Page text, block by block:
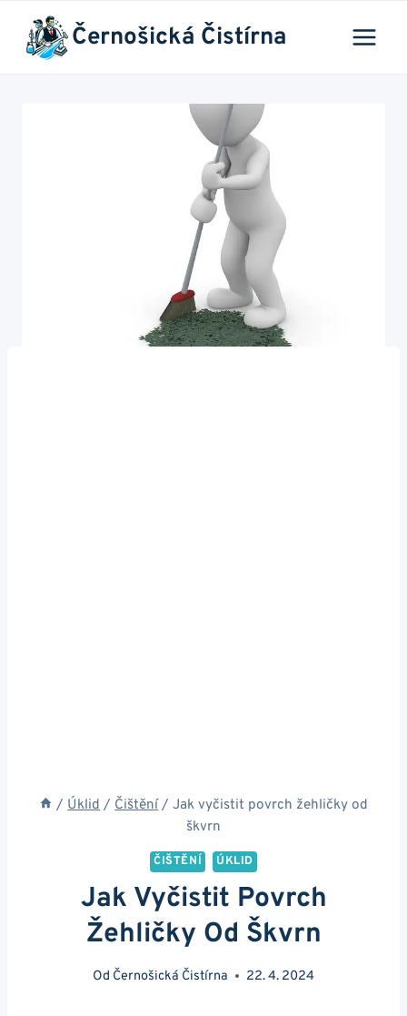
Přeskočit
obsah
Černošická Čistírna
/ Úklid / Čištění / Jak vyčistit povrch žehličky od
škvrn
ČIŠTĚNÍ ÚKLID
Jak Vyčistit Povrch
Žehličky Od Škvrn
Od Černošická Čistírna 22. 4. 2024